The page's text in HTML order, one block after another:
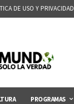
DE USO Y PRIVACIDAD
PROGRAMAS